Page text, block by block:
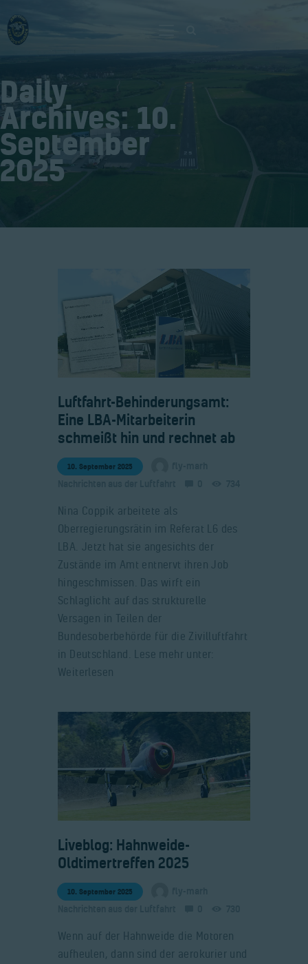
Daily
Archives: 10.
September
2025
Home
Verein
Fliegen
Neuigkeiten
​Luftfahrt-Behinderungsamt:
Eine LBA-Mitarbeiterin
schmeißt hin und rechnet ab
10. September 2025
Nina Coppik arbeitete als
Oberregierungsrätin im Referat L6 des
LBA. Jetzt hat sie angesichts der
Zustände im Amt entnervt ihren Job
hingeschmissen. Das wirft ein
Schlaglicht auf das strukturelle
Versagen in Teilen der
Bundesoberbehörde für die Zivilluftfahrt
in Deutschland. Lese mehr unter:
Weiterlesen
​Liveblog: Hahnweide-
Oldtimertreffen 2025
10. September 2025
Wenn auf der Hahnweide die Motoren
aufheulen, dann sind der aerokurier und